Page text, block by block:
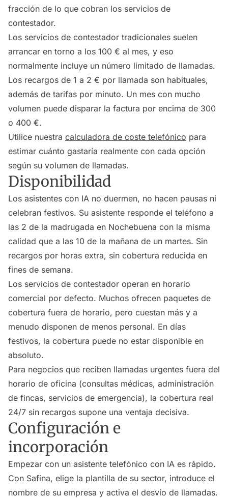
fracción de lo que cobran los servicios de
contestador.
Los servicios de contestador tradicionales suelen
arrancar en torno a los 100 € al mes, y eso
normalmente incluye un número limitado de llamadas.
Los recargos de 1 a 2 € por llamada son habituales,
además de tarifas por minuto. Un mes con mucho
volumen puede disparar la factura por encima de 300
o 400 €.
Utilice nuestra calculadora de coste telefónico para
estimar cuánto gastaría realmente con cada opción
según su volumen de llamadas.
Disponibilidad
Los asistentes con IA no duermen, no hacen pausas ni
celebran festivos. Su asistente responde el teléfono a
las 2 de la madrugada en Nochebuena con la misma
calidad que a las 10 de la mañana de un martes. Sin
recargos por horas extra, sin cobertura reducida en
fines de semana.
Los servicios de contestador operan en horario
comercial por defecto. Muchos ofrecen paquetes de
cobertura fuera de horario, pero cuestan más y a
menudo disponen de menos personal. En días
festivos, la cobertura puede no estar disponible en
absoluto.
Para negocios que reciben llamadas urgentes fuera del
horario de oficina (consultas médicas, administración
de fincas, servicios de emergencia), la cobertura real
24/7 sin recargos supone una ventaja decisiva.
Configuración e
incorporación
Empezar con un asistente telefónico con IA es rápido.
Con Safina, elige la plantilla de su sector, introduce el
nombre de su empresa y activa el desvío de llamadas.